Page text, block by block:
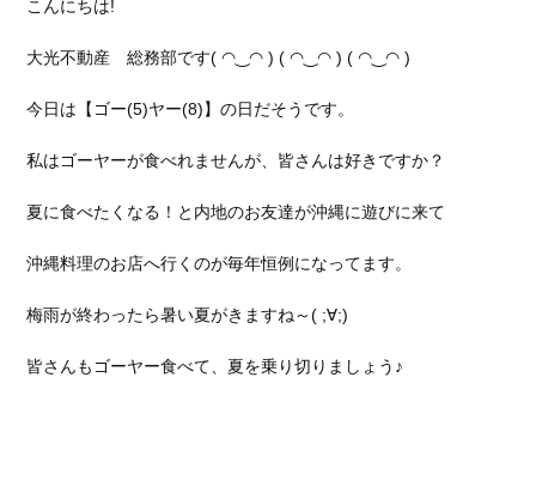
こんにちは!
大光不動産 総務部です( ◠‿◠ ) ( ◠‿◠ ) ( ◠‿◠ )
今日は 【ゴー(5)ヤー(8)】の日だそうです。
私はゴーヤーが食べれませんが、皆さんは好きですか？
夏に食べたくなる！と内地のお友達が沖縄に遊びに来て
沖縄料理のお店へ行くのが毎年恒例になってます。
梅雨が終わったら暑い夏がきますね～( ;∀;)
皆さんもゴーヤー食べて、夏を乗り切りましょう♪